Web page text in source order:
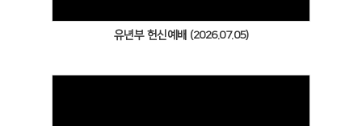
유년부 헌신예배 (2026.07.05)